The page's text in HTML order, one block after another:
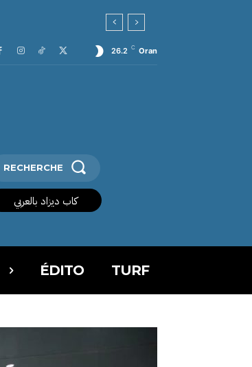
26.2 C Oran
RECHERCHE
كاب ديزاد بالعربي
ÉDITO TURF